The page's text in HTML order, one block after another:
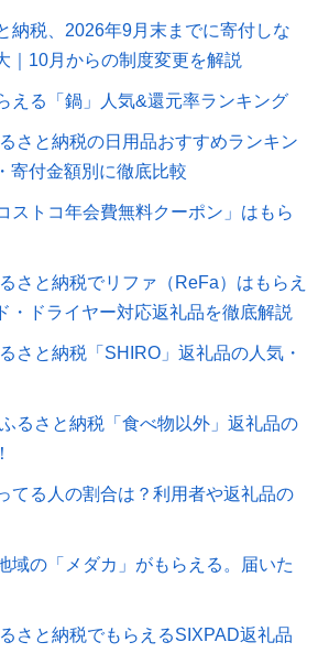
納税、2026年9月末までに寄付しな
｜10月からの制度変更を解説
える「鍋」人気&還元率ランキング
さと納税の日用品おすすめランキン
寄付金額別に徹底比較
ストコ年会費無料クーポン」はもら
さと納税でリファ（ReFa）はもらえ
・ドライヤー対応返礼品を徹底解説
さと納税「SHIRO」返礼品の人気・
るさと納税「食べ物以外」返礼品の
てる人の割合は？利用者や返礼品の
域の「メダカ」がもらえる。届いた
さと納税でもらえるSIXPAD返礼品